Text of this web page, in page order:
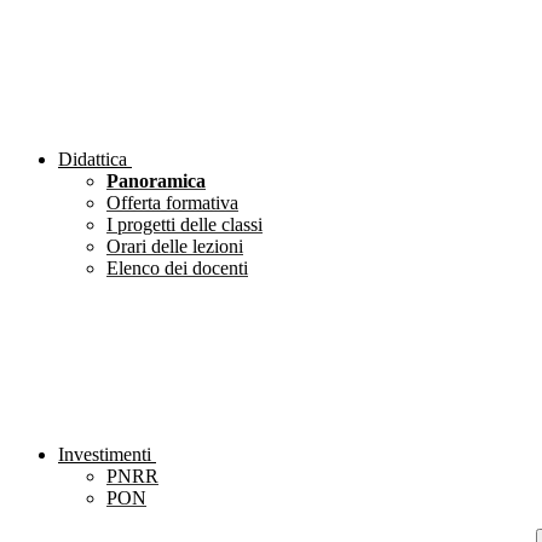
Didattica
Panoramica
Offerta formativa
I progetti delle classi
Orari delle lezioni
Elenco dei docenti
Investimenti
PNRR
PON